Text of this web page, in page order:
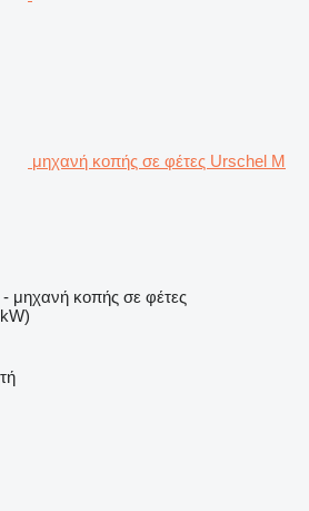
μηχανή κοπής σε φέτες Urschel M
- μηχανή κοπής σε φέτες